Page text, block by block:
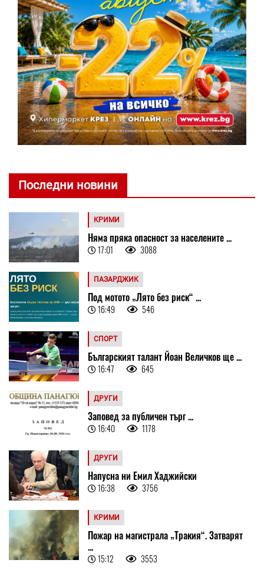
Последни новини
КРИМИ
Няма пряка опасност за населените ...
17:01 3088
ПАЗАРДЖИК
Под мотото „Лято без риск“ ...
16:49 546
СПОРТ
Българският талант Йоан Величков ще ...
16:47 645
ДРУГИ
Заповед за публичен търг ...
16:40 1178
ДРУГИ
Напусна ни Емил Хаджийски
16:38 3756
КРИМИ
Пожар на магистрала „Тракия“. Затварят
...
15:12 3553